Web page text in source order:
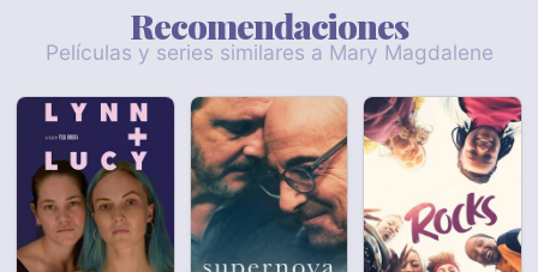
Recomendaciones
Películas y series similares a Mary Magdalene